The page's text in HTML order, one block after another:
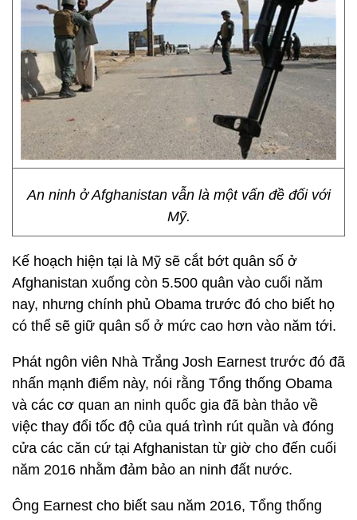
An ninh ở Afghanistan vẫn là một vấn đề đối với
Mỹ.
Kế hoạch hiện tại là Mỹ sẽ cắt bớt quân số ở
Afghanistan xuống còn 5.500 quân vào cuối năm
nay, nhưng chính phủ Obama trước đó cho biết họ
có thể sẽ giữ quân số ở mức cao hơn vào năm tới.
Phát ngôn viên Nhà Trắng Josh Earnest trước đó đã
nhấn mạnh điểm này, nói rằng Tổng thống Obama
và các cơ quan an ninh quốc gia đã bàn thảo về
việc thay đổi tốc độ của quá trình rút quần và đóng
cửa các căn cứ tại Afghanistan từ giờ cho đến cuối
năm 2016 nhằm đảm bảo an ninh đất nước.
Ông Earnest cho biết sau năm 2016, Tổng thống